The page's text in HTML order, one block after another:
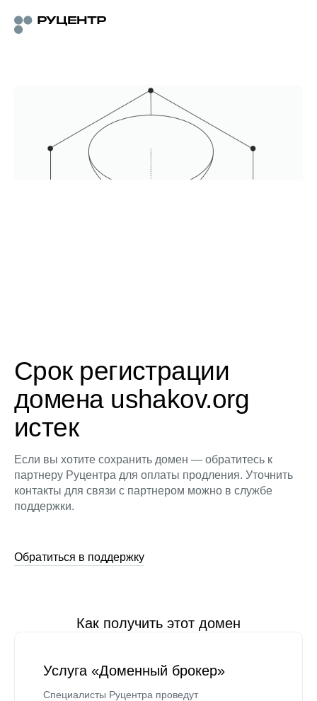
Срок регистрации
домена ushakov.org
истек
Если вы хотите сохранить домен — обратитесь к
партнеру Руцентра для оплаты продления. Уточнить
контакты для связи с партнером можно в службе
поддержки.
Обратиться в поддержку
Как получить этот домен
Услуга «Доменный брокер»
Специалисты Руцентра проведут